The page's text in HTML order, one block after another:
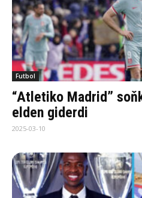
Futbol
“Atletiko Madrid”
elden giderdi
2025-03-10